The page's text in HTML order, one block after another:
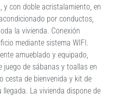
y con doble acristalamiento, en
por conductos,
la vivienda. Conexión
mediante sistema WIFI.
amueblado y equipado,
juego de sábanas y toallas en
cesta de bienvenida y kit de
La vivienda dispone de